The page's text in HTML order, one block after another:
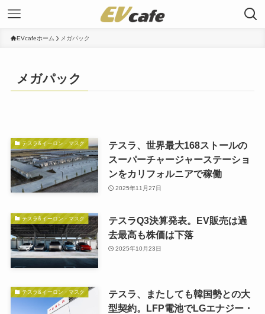
EVcafeホーム メガパック
メガパック
テスラ&イーロン・マスク
テスラ、世界最大168ストールの
スーパーチャージャーステーショ
ンをカリフォルニアで稼働
2025年11月27日
テスラ&イーロン・マスク
テスラQ3決算発表。EV販売は過
去最高も株価は下落
2025年10月23日
テスラ&イーロン・マスク
テスラ、またしても韓国勢との大
型契約。LFP電池でLGエナジー・